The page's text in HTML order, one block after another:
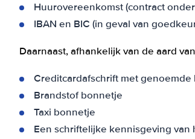
Huurovereenkomst (contract
IBAN en BIC (in geval van
Daarnaast, afhankelijk van de aard
Creditcardafschrift met genoemde
Brandstof bonnetje
Taxi bonnetje
Een schriftelijke kennisgeving